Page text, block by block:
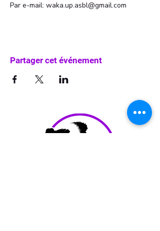
Par e-mail: waka.up.asbl@gmail.com
Partager cet événement